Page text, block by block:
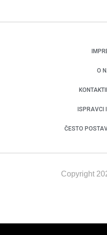
O
ISPRAVCI
ČESTO
Copyright